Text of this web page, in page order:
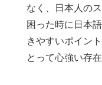
なく、日本人の
困った時に日本
きやすいポイン
とって心強い存